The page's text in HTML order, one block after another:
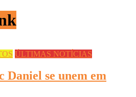
ÚLTIMAS NOTÍCIAS
Daniel se unem em